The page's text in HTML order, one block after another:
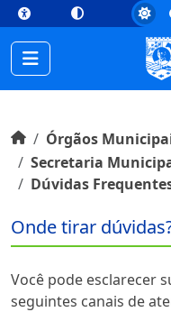
topConteúdo [1] Menu
Início do conteúdo
InícioÓrgãos
Secretaria
Dúvidas
Onde tirar
Você pode esclarecer
seguintes canais de